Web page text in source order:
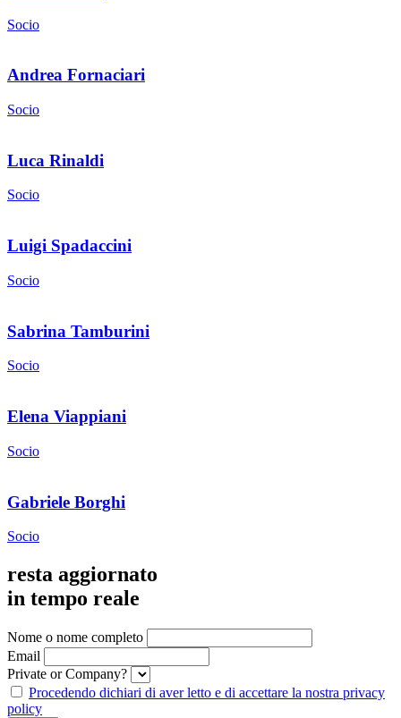
Socio
Andrea Fornaciari
Socio
Luca Rinaldi
Socio
Luigi Spadaccini
Socio
Sabrina Tamburini
Socio
Elena Viappiani
Socio
Gabriele Borghi
Socio
resta aggiornato
in tempo reale
Nome o nome completo
Email
Private or Company?
Procedendo dichiari di aver letto e di accettare la nostra privacy
policy